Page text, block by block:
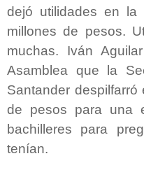
dejó utilidades en la
millones de pesos.
muchas. Iván
Asamblea que la
Santander
de pesos para una
bachilleres para
tenían.